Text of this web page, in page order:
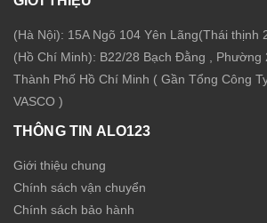
(Hà Nội): 15A Ngõ 104 Yên Lãng(Thái thịnh
(Hồ Chí Minh): B22/28 Bạch Đằng , Phường
Thành Phố Hồ Chí Minh ( Gần Tổng Công
VASCO )
THÔNG TIN ALO123
Giới thiệu chung
Chính sách vận chuyển
Chính sách bảo hành